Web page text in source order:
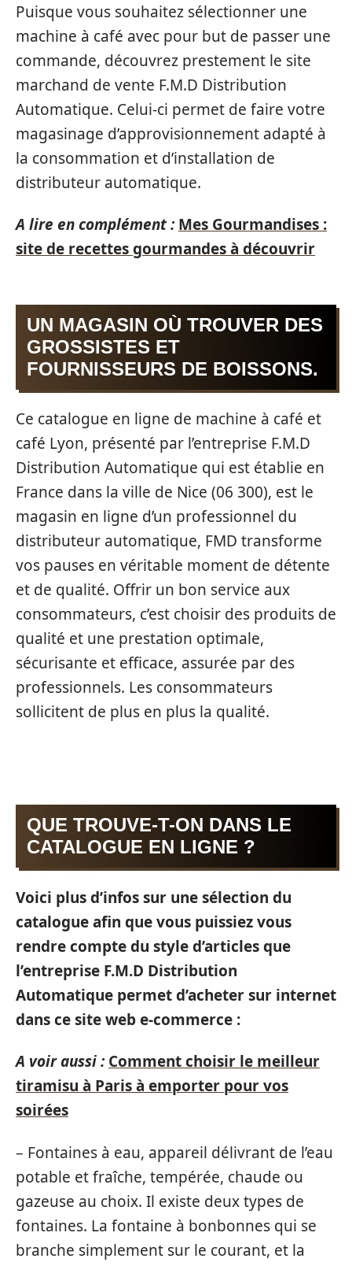
Puisque vous souhaitez sélectionner une
machine à café avec pour but de passer une
commande, découvrez prestement le site
marchand de vente F.M.D Distribution
Automatique. Celui-ci permet de faire votre
magasinage d’approvisionnement adapté à
la consommation et d’installation de
distributeur automatique.
A lire en complément : Mes Gourmandises :
site de recettes gourmandes à découvrir
UN MAGASIN OÙ TROUVER DES
GROSSISTES ET
FOURNISSEURS DE BOISSONS.
Ce catalogue en ligne de machine à café et
café Lyon, présenté par l’entreprise F.M.D
Distribution Automatique qui est établie en
France dans la ville de Nice (06 300), est le
magasin en ligne d’un professionnel du
distributeur automatique, FMD transforme
vos pauses en véritable moment de détente
et de qualité. Offrir un bon service aux
consommateurs, c’est choisir des produits de
qualité et une prestation optimale,
sécurisante et efficace, assurée par des
professionnels. Les consommateurs
sollicitent de plus en plus la qualité.
QUE TROUVE-T-ON DANS LE
CATALOGUE EN LIGNE ?
Voici plus d’infos sur une sélection du
catalogue afin que vous puissiez vous
rendre compte du style d’articles que
l’entreprise F.M.D Distribution
Automatique permet d’acheter sur internet
dans ce site web e-commerce :
A voir aussi : Comment choisir le meilleur
tiramisu à Paris à emporter pour vos
soirées
– Fontaines à eau, appareil délivrant de l’eau
potable et fraîche, tempérée, chaude ou
gazeuse au choix. Il existe deux types de
fontaines. La fontaine à bonbonnes qui se
branche simplement sur le courant, et la